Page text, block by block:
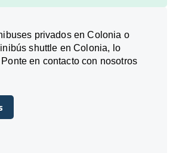
privados en Colonia o
shuttle en Colonia, lo
en contacto con nosotros